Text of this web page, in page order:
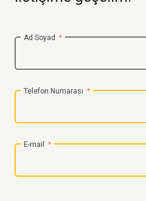
Ad Soyad
Telefon Numarası
E-mail